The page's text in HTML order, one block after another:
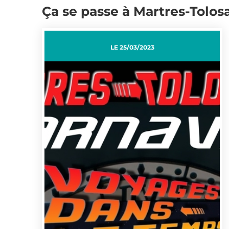
Ça se passe à Martres-
LE 25/03/2023